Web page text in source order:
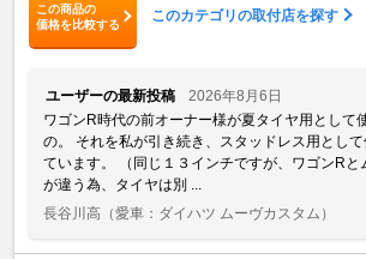
この商品の
価格を比較する
このカテゴリの取付店を探す
ユーザーの最新投稿
2026年8月6日
ワゴンR時代の前オーナー様が夏タイヤ用として
の。 それを私が引き続き、スタッドレス用とし
ています。 （同じ１３インチですが、ワゴンRと
が違う為、タイヤは別 ...
長谷川高 （愛車：ダイハツ ムーヴカスタム）